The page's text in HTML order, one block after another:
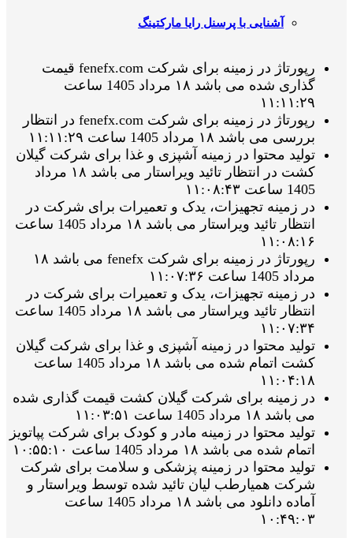
آشنایی با پرسنل رایا مارکتینگ
رپورتاژ در زمینه برای شرکت fenefx.com قیمت
گذاری شده می باشد ۱۸ مرداد 1405 ساعت
۱۱:۱۱:۲۹
رپورتاژ در زمینه برای شرکت fenefx.com در انتظار
بررسی می باشد ۱۸ مرداد 1405 ساعت ۱۱:۱۱:۲۹
تولید محتوا در زمینه آشپزی و غذا برای شرکت گیلان
کشت در انتظار تائید ویراستار می باشد ۱۸ مرداد
1405 ساعت ۱۱:۰۸:۴۳
در زمینه تجهیزات، یدک و تعمیرات برای شرکت در
انتظار تائید ویراستار می باشد ۱۸ مرداد 1405 ساعت
۱۱:۰۸:۱۶
رپورتاژ در زمینه برای شرکت fenefx می باشد ۱۸
مرداد 1405 ساعت ۱۱:۰۷:۳۶
در زمینه تجهیزات، یدک و تعمیرات برای شرکت در
انتظار تائید ویراستار می باشد ۱۸ مرداد 1405 ساعت
۱۱:۰۷:۳۴
تولید محتوا در زمینه آشپزی و غذا برای شرکت گیلان
کشت اتمام شده می باشد ۱۸ مرداد 1405 ساعت
۱۱:۰۴:۱۸
در زمینه برای شرکت گیلان کشت قیمت گذاری شده
می باشد ۱۸ مرداد 1405 ساعت ۱۱:۰۳:۵۱
تولید محتوا در زمینه مادر و کودک برای شرکت پپاتویز
اتمام شده می باشد ۱۸ مرداد 1405 ساعت ۱۰:۵۵:۱۰
تولید محتوا در زمینه پزشکی و سلامت برای شرکت
شرکت همیارطب لیان تائید شده توسط ویراستار و
آماده دانلود می باشد ۱۸ مرداد 1405 ساعت
۱۰:۴۹:۰۳